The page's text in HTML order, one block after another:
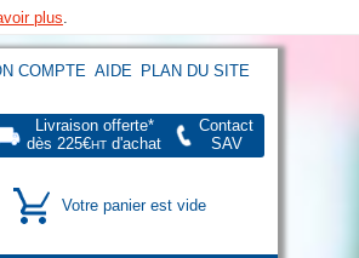
plus
COMPTE AIDE PLAN DU SITE
Livraison offerte*
dès 225€HT d'achat
Contact
SAV
Votre panier est vide